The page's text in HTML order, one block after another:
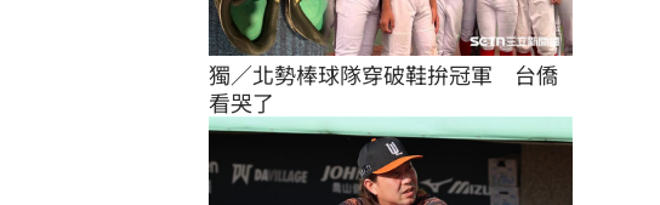
獨／北勢棒球隊穿破鞋拚冠軍　台僑
看哭了